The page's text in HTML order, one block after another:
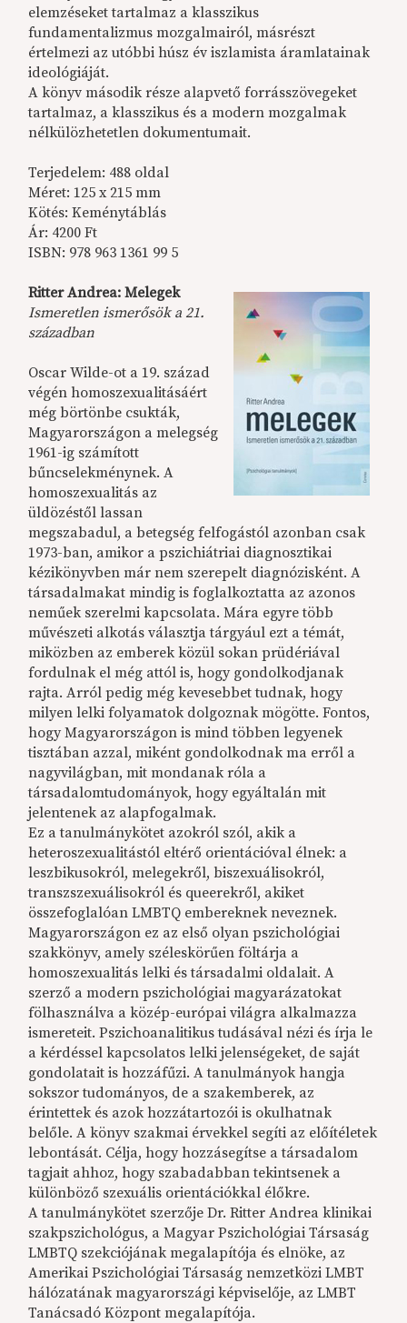
elemzéseket tartalmaz a klasszikus
fundamentalizmus mozgalmairól, másrészt
értelmezi az utóbbi húsz év iszlamista áramlatainak
ideológiáját.
A könyv második része alapvető forrásszövegeket
tartalmaz, a klasszikus és a modern mozgalmak
nélkülözhetetlen dokumentumait.
Terjedelem: 488 oldal
Méret: 125 x 215 mm
Kötés: Keménytáblás
Ár: 4200 Ft
ISBN: 978 963 1361 99 5
Ritter Andrea: Melegek
Ismeretlen ismerősök a 21.
században
Oscar Wilde-ot a 19. század
végén homoszexualitásáért
még börtönbe csukták,
Magyarországon a melegség
1961-ig számított
bűncselekménynek. A
homoszexualitás az
üldözéstől lassan
megszabadul, a betegség felfogástól azonban csak
1973-ban, amikor a pszichiátriai diagnosztikai
kézikönyvben már nem szerepelt diagnózisként. A
társadalmakat mindig is foglalkoztatta az azonos
neműek szerelmi kapcsolata. Mára egyre több
művészeti alkotás választja tárgyául ezt a témát,
miközben az emberek közül sokan prüdériával
fordulnak el még attól is, hogy gondolkodjanak
rajta. Arról pedig még kevesebbet tudnak, hogy
milyen lelki folyamatok dolgoznak mögötte. Fontos,
hogy Magyarországon is mind többen legyenek
tisztában azzal, miként gondolkodnak ma erről a
nagyvilágban, mit mondanak róla a
társadalomtudományok, hogy egyáltalán mit
jelentenek az alapfogalmak.
Ez a tanulmánykötet azokról szól, akik a
heteroszexualitástól eltérő orientációval élnek: a
leszbikusokról, melegekről, biszexuálisokról,
transzszexuálisokról és queerekről, akiket
összefoglalóan LMBTQ embereknek neveznek.
Magyarországon ez az első olyan pszichológiai
szakkönyv, amely széleskörűen föltárja a
homoszexualitás lelki és társadalmi oldalait. A
szerző a modern pszichológiai magyarázatokat
fölhasználva a közép-európai világra alkalmazza
ismereteit. Pszichoanalitikus tudásával nézi és írja le
a kérdéssel kapcsolatos lelki jelenségeket, de saját
gondolatait is hozzáfűzi. A tanulmányok hangja
sokszor tudományos, de a szakemberek, az
érintettek és azok hozzátartozói is okulhatnak
belőle. A könyv szakmai érvekkel segíti az előítéletek
lebontását. Célja, hogy hozzásegítse a társadalom
tagjait ahhoz, hogy szabadabban tekintsenek a
különböző szexuális orientációkkal élőkre.
A tanulmánykötet szerzője Dr. Ritter Andrea klinikai
szakpszichológus, a Magyar Pszichológiai Társaság
LMBTQ szekciójának megalapítója és elnöke, az
Amerikai Pszichológiai Társaság nemzetközi LMBT
hálózatának magyarországi képviselője, az LMBT
Tanácsadó Központ megalapítója.